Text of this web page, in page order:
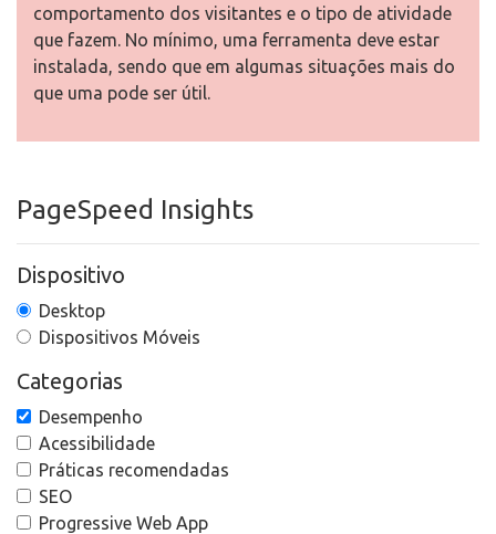
comportamento dos visitantes e o tipo de atividade
que fazem. No mínimo, uma ferramenta deve estar
instalada, sendo que em algumas situações mais do
que uma pode ser útil.
PageSpeed Insights
Dispositivo
Desktop
Dispositivos Móveis
Categorias
Desempenho
Acessibilidade
Práticas recomendadas
SEO
Progressive Web App